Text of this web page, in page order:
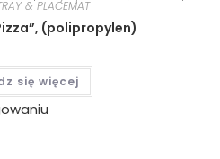
& PLACEMAT
(polipropylen)
się więcej